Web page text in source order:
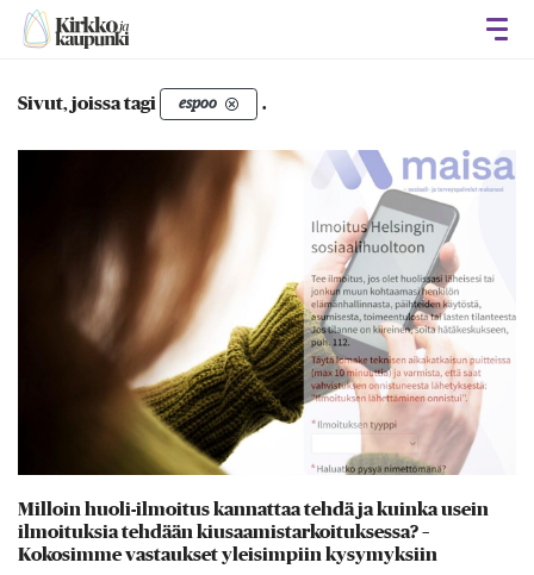
Sivut, joissa tagi espoo .
Milloin huoli-ilmoitus kannattaa tehdä ja kuinka usein
ilmoituksia tehdään kiusaamistarkoituksessa? –
Kokosimme vastaukset yleisimpiin kysymyksiin